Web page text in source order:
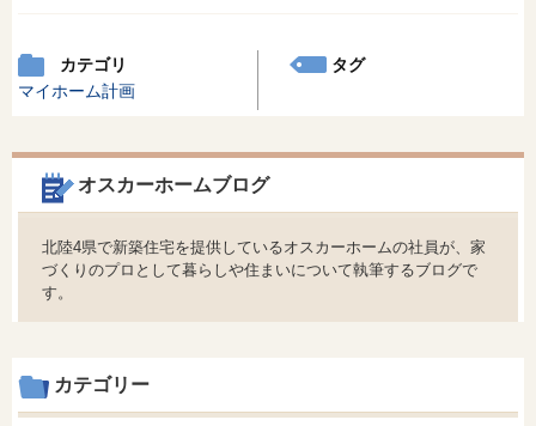
カテゴリ
マイホーム計画
タグ
オスカーホームブログ
北陸4県で新築住宅を提供しているオスカーホームの社員が、家
づくりのプロとして暮らしや住まいについて執筆するブログで
す。
カテゴリー